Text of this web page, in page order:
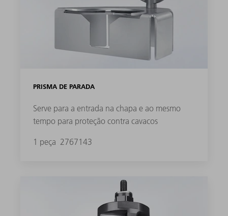
PRISMA DE PARADA
Serve para a entrada na chapa e ao mesmo
tempo para proteção contra cavacos
1 peça 2767143